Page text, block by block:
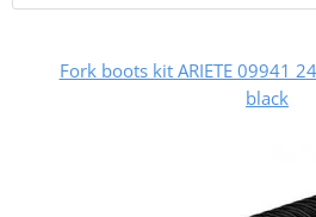
Fork boots kit ARIETE 09941
black